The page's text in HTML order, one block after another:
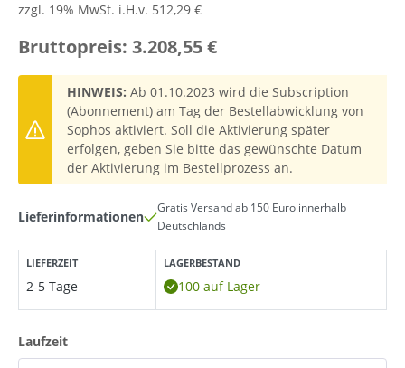
zzgl. 19% MwSt. i.H.v. 512,29 €
Bruttopreis: 3.208,55 €
HINWEIS: Ab 01.10.2023 wird die Subscription
(Abonnement) am Tag der Bestellabwicklung von
Sophos aktiviert. Soll die Aktivierung später
erfolgen, geben Sie bitte das gewünschte Datum
der Aktivierung im Bestellprozess an.
Lieferinformationen
Gratis Versand ab 150 Euro innerhalb
Deutschlands
LIEFERZEIT
2-5 Tage
LAGERBESTAND
100 auf Lager
Laufzeitauswählen